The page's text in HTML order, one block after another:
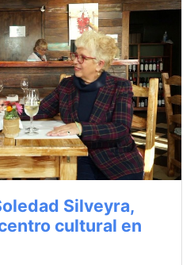
Silveyra,
cultural en